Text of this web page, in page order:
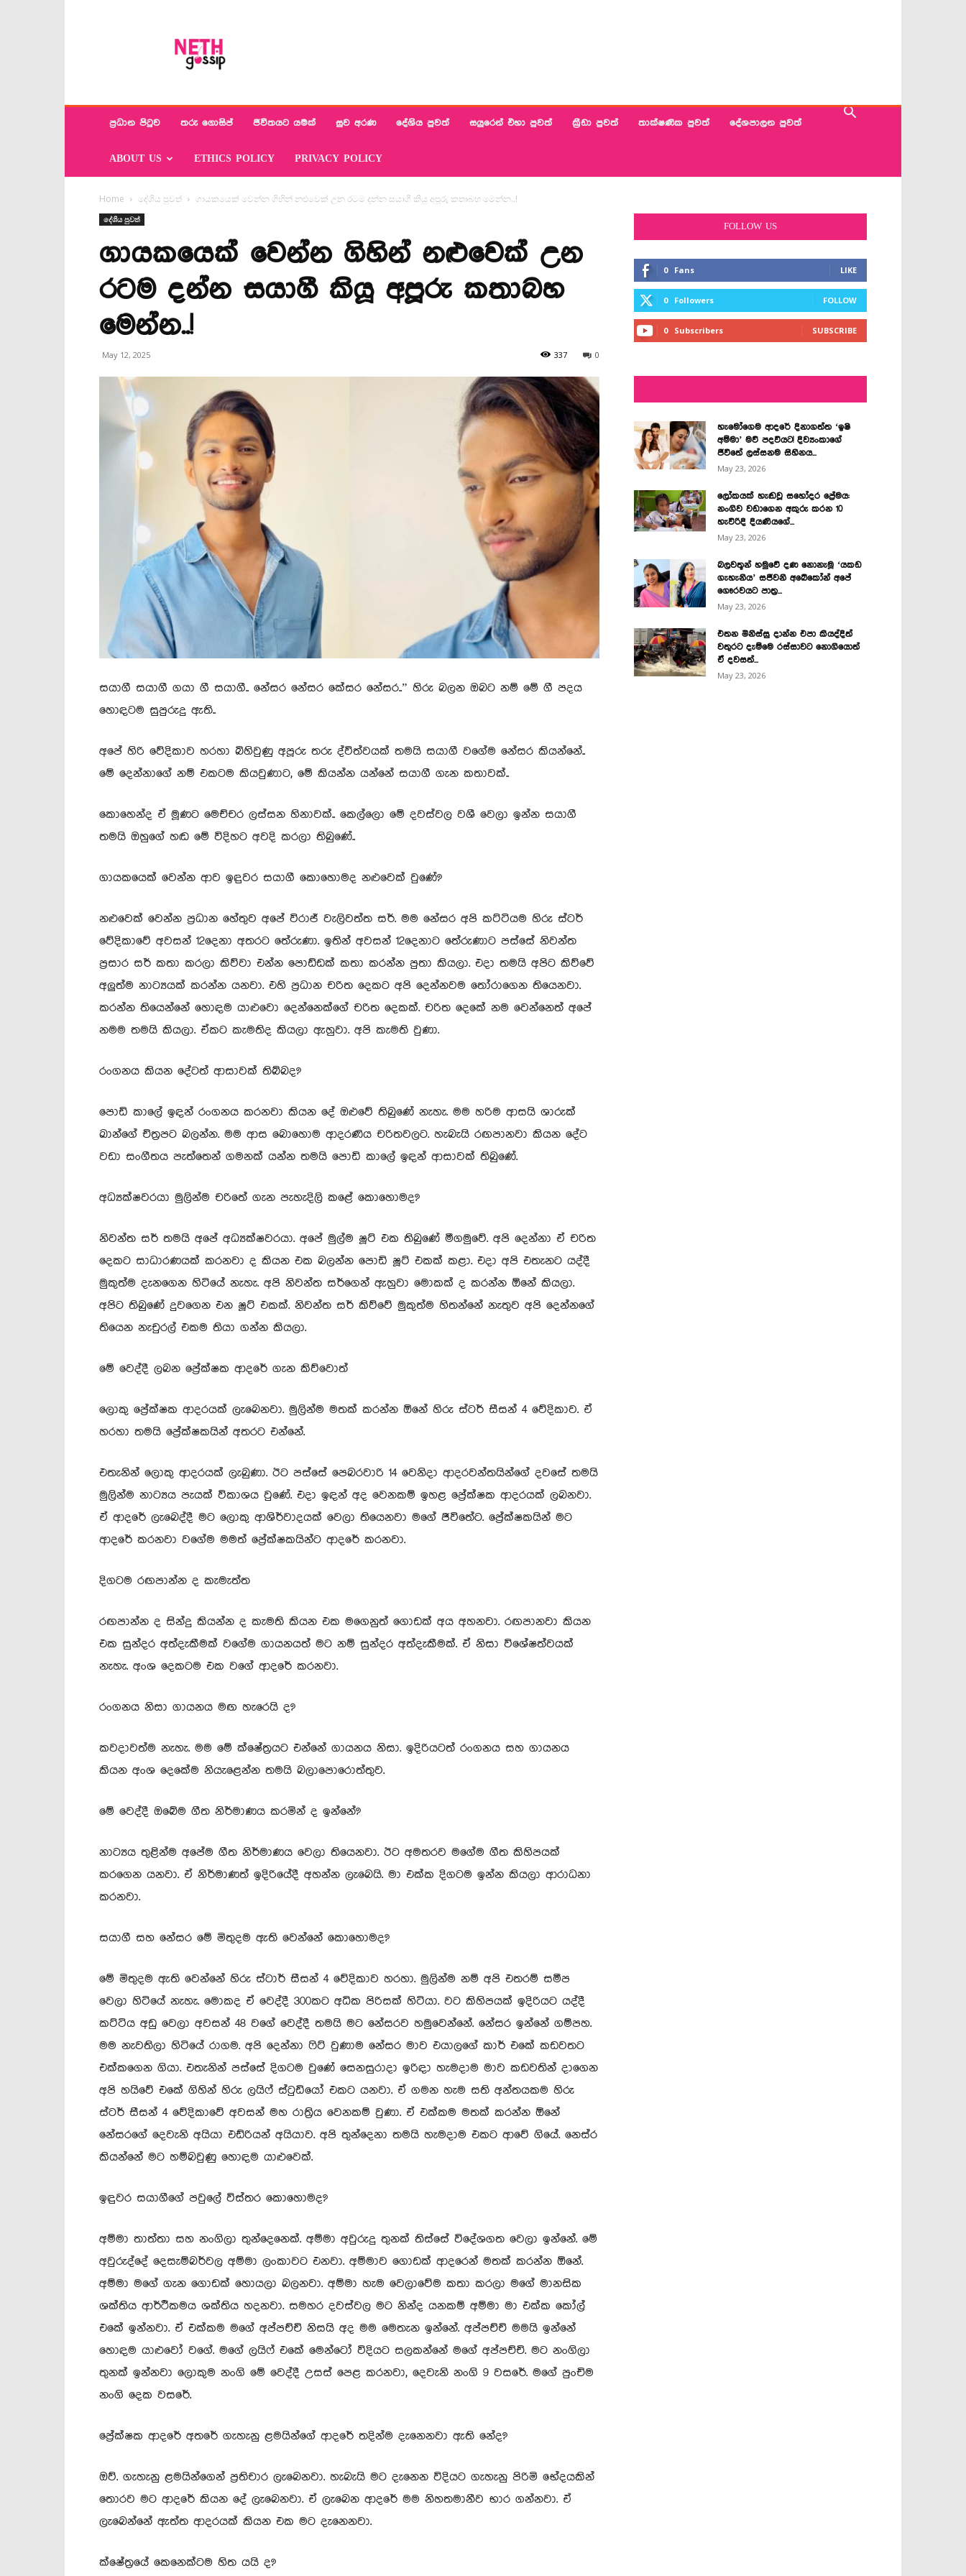
ප්‍රධාන පිටුව තරු ගොසිප් ජීවිතයට යමක් සුව අරණ දේශිය පුවත් සයුරෙන් එහා පුවත් ක්‍රීඩා පුවත් තාක්ෂණික පුවත් දේශපාලන පුවත්
ABOUT US ETHICS POLICY PRIVACY POLICY
Home දේශිය පුවත් ගායකයෙක් වෙන්න ගිහින් නළුවෙක් උන රටම දන්න සයාගී කියූ අපූරු කතාබහ මෙන්න..!
දේශිය පුවත්
ගායකයෙක් වෙන්න ගිහින් නළුවෙක් උන
රටම දන්න සයාගී කියූ අපූරු කතාබහ
මෙන්න..!
May 12, 2025 0
337
සයාගී සයාගී ගයා ගී සයාගී.. නේසර නේසර කේසර නේසර..” හිරු බලන ඔබට නම් මේ ගී පදය
හොඳටම සුපුරුදු ඇති..
අපේ හිරි වේදිකාව හරහා බිහිවුණු අපූරු තරු ද්විත්වයක් තමයි සයාගී වගේම නේසර කියන්නේ..
මේ දෙන්නාගේ නම් එකටම කියවුණාට, මේ කියන්න යන්නේ සයාගී ගැන කතාවක්..
කොහෙන්ද ඒ මූණට මෙච්චර ලස්සන හිනාවක්.. කෙල්ලො මේ දවස්වල වශී වෙලා ඉන්න සයාගී
තමයි ඔහුගේ හඬ මේ විදිහට අවදි කරලා තිබුණේ..
ගායකයෙක් වෙන්න ආව ඉඳුවර සයාගී කොහොමද නළුවෙක් වුණේ?
නළුවෙක් වෙන්න ප්‍රධාන හේතුව අපේ විරාජ් වැලිවත්ත සර්. මම නේසර අපි කට්ටියම හිරු ස්ටර්
වේදිකාවේ අවසන් 12දෙනා අතරට තේරුණා. ඉතින් අවසන් 12දෙනාට තේරුණාට පස්සේ නිවන්ත
ප්‍රසාර සර් කතා කරලා කිව්වා එන්න පොඩ්ඩක් කතා කරන්න පුතා කියලා. එදා තමයි අපිට කිව්වේ
අලුත්ම නාට්‍යයක් කරන්න යනවා. එහි ප්‍රධාන චරිත දෙකට අපි දෙන්නවම තෝරාගෙන තියෙනවා.
කරන්න තියෙන්නේ හොඳම යාළුවො දෙන්නෙක්ගේ චරිත දෙකක්. චරිත දෙකේ නම වෙන්නෙත් අපේ
නමම තමයි කියලා. ඒකට කැමතිද කියලා ඇහුවා. අපි කැමති වුණා.
රංගනය කියන දේටත් ආසාවක් තිබ්බද?
පොඩි කාලේ ඉඳන් රංගනය කරනවා කියන දේ ඔළුවේ තිබුණේ නැහැ. මම හරිම ආසයි ශාරුක්
ඛාන්ගේ චිත්‍රපට බලන්න. මම ආස බොහොම ආදරණිය චරිතවලට. හැබැයි රඟපානවා කියන දේට
වඩා සංගීතය පැත්තෙන් ගමනක් යන්න තමයි පොඩි කාලේ ඉඳන් ආසාවක් තිබුණේ.
අධ්‍යක්ෂවරයා මුලින්ම චරිතේ ගැන පැහැදිලි කළේ කොහොමද?
නිවන්ත සර් තමයි අපේ අධ්‍යක්ෂවරයා. අපේ මුල්ම ෂූට් එක තිබුණේ මීගමුවේ. අපි දෙන්නා ඒ චරිත
දෙකට සාධාරණයක් කරනවා ද කියන එක බලන්න පොඩි ෂූට් එකක් කළා. එදා අපි එතැනට යද්දී
මුකුත්ම දැනගෙන හිටියේ නැහැ. අපි නිවන්ත සර්ගෙන් ඇහුවා මොකක් ද කරන්න ඕනේ කියලා.
අපිට තිබුණේ දුවගෙන එන ෂූට් එකක්. නිවන්ත සර් කිව්වේ මුකුත්ම හිතන්නේ නැතුව අපි දෙන්නගේ
තියෙන නැචුරල් එකම තියා ගන්න කියලා.
මේ වෙද්දී ලබන ප්‍රේක්ෂක ආදරේ ගැන කිව්වොත්
ලොකු ප්‍රේක්ෂක ආදරයක් ලැබෙනවා. මුලින්ම මතක් කරන්න ඕනේ හිරු ස්ටර් සීසන් 4 වේදිකාව. ඒ
හරහා තමයි ප්‍රේක්ෂකයින් අතරට එන්නේ.
එතැනින් ලොකු ආදරයක් ලැබුණා. ඊට පස්සේ පෙබරවාරි 14 වෙනිදා ආදරවන්තයින්ගේ දවසේ තමයි
මුලින්ම නාට්‍යය පැයක් විකාශය වුණේ. එදා ඉඳන් අද වෙනකම් ඉහළ ප්‍රේක්ෂක ආදරයක් ලබනවා.
ඒ ආදරේ ලැබෙද්දී මට ලොකු ආශිර්වාදයක් වෙලා තියෙනවා මගේ ජීවිතේට. ප්‍රේක්ෂකයින් මට
ආදරේ කරනවා වගේම මමත් ප්‍රේක්ෂකයින්ට ආදරේ කරනවා.
දිගටම රඟපාන්න ද කැමැත්ත
රඟපාන්න ද සින්දු කියන්න ද කැමති කියන එක මගෙනුත් ගොඩක් අය අහනවා. රඟපානවා කියන
එක සුන්දර අත්දැකීමක් වගේම ගායනයත් මට නම් සුන්දර අත්දැකීමක්. ඒ නිසා විශේෂත්වයක්
නැහැ. අංශ දෙකටම එක වගේ ආදරේ කරනවා.
රංගනය නිසා ගායනය මඟ හැරෙයි ද?
කවදාවත්ම නැහැ. මම මේ ක්ෂේත්‍රයට එන්නේ ගායනය නිසා. ඉදිරියටත් රංගනය සහ ගායනය
කියන අංශ දෙකේම නියැළෙන්න තමයි බලාපොරොත්තුව.
මේ වෙද්දී ඔබේම ගීත නිර්මාණය කරමින් ද ඉන්නේ?
නාට්‍යය තුළින්ම අපේම ගීත නිර්මාණය වෙලා තියෙනවා. ඊට අමතරව මගේම ගීත කිහිපයක්
කරගෙන යනවා. ඒ නිර්මාණත් ඉදිරියේදී අහන්න ලැබෙයි. මා එක්ක දිගටම ඉන්න කියලා ආරාධනා
කරනවා.
සයාගී සහ නේසර මේ මිතුදම ඇති වෙන්නේ කොහොමද?
මේ මිතුදම ඇති වෙන්නේ හිරු ස්ටාර් සීසන් 4 වේදිකාව හරහා. මුලින්ම නම් අපි එතරම් සමීප
වෙලා හිටියේ නැහැ. මොකද ඒ වෙද්දී 300කට අධික පිරිසක් හිටියා. වට කිහිපයක් ඉදිරියට යද්දී
කට්ටිය අඩු වෙලා අවසන් 48 වගේ වෙද්දී තමයි මට නේසරව හමුවෙන්නේ. නේසර ඉන්නේ ගම්පහ.
මම නැවතිලා හිටියේ රාගම. අපි දෙන්නා ෆිට් වුණාම නේසර මාව එයාලගේ කාර් එකේ කඩවතට
එක්කගෙන ගියා. එතැනින් පස්සේ දිගටම වුණේ සෙනසුරාදා ඉරිඳා හැමදාම මාව කඩවතින් දාගෙන
අපි හයිවේ එකේ ගිහින් හිරු ලයිෆ් ස්ටුඩියෝ එකට යනවා. ඒ ගමන හැම සති අන්තයකම හිරු
ස්ටර් සීසන් 4 වේදිකාවේ අවසන් මහ රාත්‍රිය වෙනකම් වුණා. ඒ එක්කම මතක් කරන්න ඕනේ
නේසරගේ දෙවැනි අයියා එඩ්රියන් අයියාව. අපි තුන්දෙනා තමයි හැමදාම එකට ආවේ ගියේ. නෙස්ර
කියන්නේ මට හම්බවුණු හොඳම යාළුවෙක්.
ඉඳුවර සයාගීගේ පවුලේ විස්තර කොහොමද?
අම්මා තාත්තා සහ නංගිලා තුන්දෙනෙක්. අම්මා අවුරුදු තුනක් තිස්සේ විදේශගත වෙලා ඉන්නේ. මේ
අවුරුද්දේ දෙසැම්බර්වල අම්මා ලංකාවට එනවා. අම්මාව ගොඩක් ආදරෙන් මතක් කරන්න ඕනේ.
අම්මා මගේ ගැන ගොඩක් හොයලා බලනවා. අම්මා හැම වෙලාවේම කතා කරලා මගේ මානසික
ශක්තිය ආර්ථිකමය ශක්තිය හදනවා. සමහර දවස්වල මට නින්ද යනකම් අම්මා මා එක්ක කෝල්
එකේ ඉන්නවා. ඒ එක්කම මගේ අප්පච්චි නිසයි අද මම මෙතැන ඉන්නේ. අප්පච්චි මමයි ඉන්නේ
හොඳම යාළුවෝ වගේ. මගේ ලයිෆ් එකේ මෙන්ටෝ විදියට සලකන්නේ මගේ අප්පච්චි. මට නංගිලා
තුනක් ඉන්නවා ලොකුම නංගි මේ වෙද්දී උසස් පෙළ කරනවා, දෙවැනි නංගි 9 වසරේ. මගේ පුංචිම
නංගි දෙක වසරේ.
ප්‍රේක්ෂක ආදරේ අතරේ ගැහැනු ළමයින්ගේ ආදරේ තදින්ම දැනෙනවා ඇති නේද?
ඔව්. ගැහැනු ළමයින්ගෙන් ප්‍රතිචාර ලැබෙනවා. හැබැයි මට දැනෙන විදියට ගැහැනු පිරිමි භේදයකින්
තොරව මට ආදරේ කියන දේ ලැබෙනවා. ඒ ලැබෙන ආදරේ මම නිහතමානීව භාර ගන්නවා. ඒ
ලැබෙන්නේ ඇත්ත ආදරයක් කියන එක මට දැනෙනවා.
ක්ෂේත්‍රයේ කෙනෙක්ටම හිත යයි ද?
FOLLOW US
0 Fans LIKE
0 Followers FOLLOW
0 Subscribers SUBSCRIBE
හැමෝගෙම ආදරේ දිනාගත්ත ‘ඉෂි
අම්මා’ මව් පදවියට! දිව්‍යංකාගේ
ජීවිතේ ලස්සනම සිහිනය...
May 23, 2026
ලෝකයක් හැඬවූ සහෝදර ප්‍රේමය:
නංගිව වඩාගෙන අකුරු කරන 10
හැවිරිදි දියණියගේ...
May 23, 2026
බලවතූන් හමුවේ දණ නොනැමූ ‘යකඩ
ගැහැනිය’ සජීවනි අබේකෝන් අපේ
ගෞරවයට පාත්‍ර...
May 23, 2026
එතන මිනිස්සු දාන්න එපා කියද්දිත්
වතුරට දැම්මෙ රස්සාවට නොගියොත්
ඒ දවසත්...
May 23, 2026